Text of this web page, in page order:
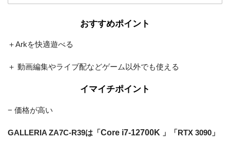
Windows 10 Home 64ビット
おすすめポイント
＋Arkを快適遊べる
＋ 動画編集やライブ配などゲーム以外でも使える
イマイチポイント
− 価格が高い
GALLERIA ZA7C-R39は「Core i7-12700K 」「RTX 3090」